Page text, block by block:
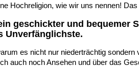
Hochreligion, wie wir uns nennen!
geschickter und bequemer
Unverfänglichste.
es nicht nur niederträchtig
auch noch Ansehen und über das